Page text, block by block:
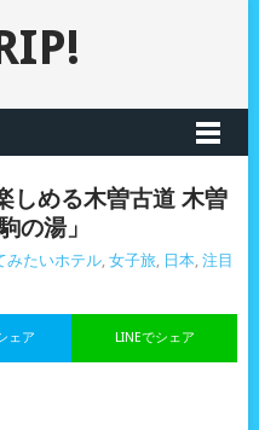
しめる木曽古道 木曽
の湯」
みたいホテル, 女子旅, 日本, 注目
LINEでシェア
ェア